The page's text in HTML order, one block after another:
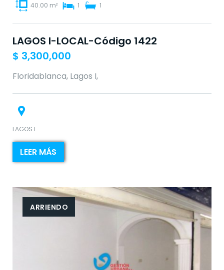
40.00 m² 1 1
LAGOS I-LOCAL-Código 1422
$ 3,300,000
Floridablanca, Lagos I,
LAGOS I
LEER MÁS
ARRIENDO